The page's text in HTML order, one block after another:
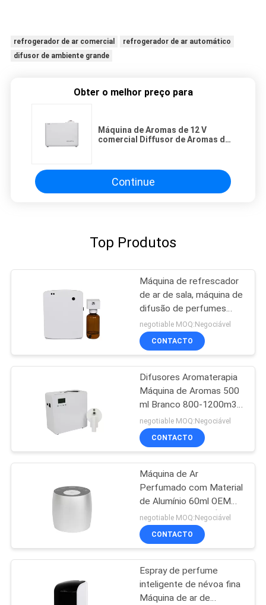
refrogerador de ar comercial
refrogerador de ar automático
difusor de ambiente grande
Obter o melhor preço para
Máquina de Aromas de 12 V
comercial Diffusor de Aromas de
Continue
Top Produtos
Máquina de refrescador
de ar de sala, máquina de
difusão de perfumes
para banheiro
negotiable MOQ:Negociável
CONTACTO
Difusores Aromaterapia
Máquina de Aromas 500
ml Branco 800-1200m3
Cobertura de Aromas
negotiable MOQ:Negociável
CONTACTO
Máquina de Ar
Perfumado com Material
de Alumínio 60ml OEM
Mini Difusor Sem Água
Branco
negotiable MOQ:Negociável
CONTACTO
Espray de perfume
inteligente de névoa fina
Máquina de ar de